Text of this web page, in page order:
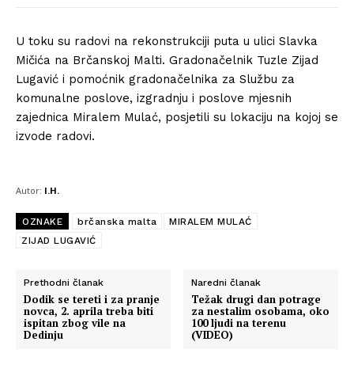
U toku su radovi na rekonstrukciji puta u ulici Slavka
Mičića na Brčanskoj Malti. Gradonačelnik Tuzle Zijad
Lugavić i pomoćnik gradonačelnika za Službu za
komunalne poslove, izgradnju i poslove mjesnih
zajednica Miralem Mulać, posjetili su lokaciju na kojoj se
izvode radovi.
Autor: I.H.
OZNAKE brčanska malta
MIRALEM MULAĆ
ZIJAD LUGAVIĆ
Prethodni članak
Dodik se tereti i za pranje
novca, 2. aprila treba biti
ispitan zbog vile na
Dedinju
Naredni članak
Težak drugi dan potrage
za nestalim osobama, oko
100 ljudi na terenu
(VIDEO)